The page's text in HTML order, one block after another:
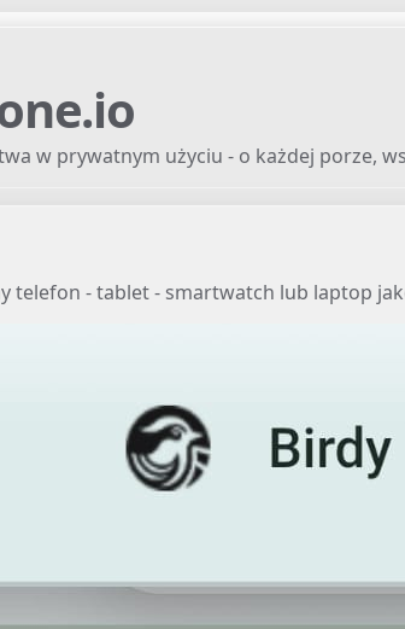
w prywatnym użyciu - o każdej porze,
telefon - tablet - smartwatch lub laptop